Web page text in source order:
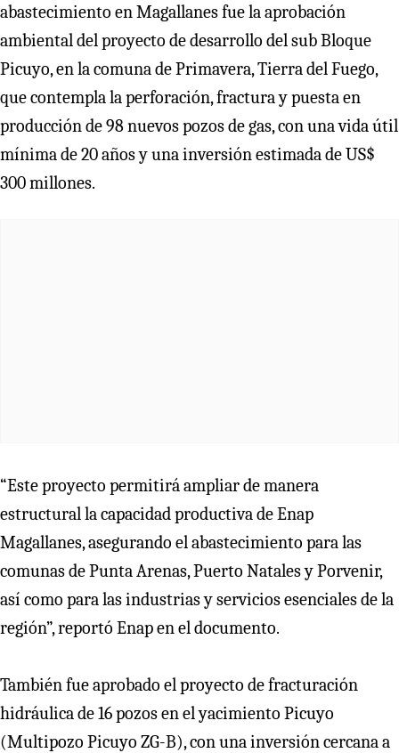
abastecimiento en Magallanes fue la aprobación
ambiental del proyecto de desarrollo del sub Bloque
Picuyo, en la comuna de Primavera, Tierra del Fuego,
que contempla la perforación, fractura y puesta en
producción de 98 nuevos pozos de gas, con una vida útil
mínima de 20 años y una inversión estimada de US$
300 millones.
“Este proyecto permitirá ampliar de manera
estructural la capacidad productiva de Enap
Magallanes, asegurando el abastecimiento para las
comunas de Punta Arenas, Puerto Natales y Porvenir,
así como para las industrias y servicios esenciales de la
región”, reportó Enap en el documento.
También fue aprobado el proyecto de fracturación
hidráulica de 16 pozos en el yacimiento Picuyo
(Multipozo Picuyo ZG-B), con una inversión cercana a